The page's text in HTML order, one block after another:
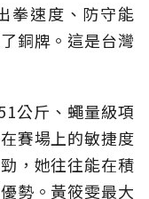
拳速度、防守能
銅牌。這是台灣
公斤、蠅量級項
賽場上的敏捷度
，她往往能在積
勢。黃筱雯最大